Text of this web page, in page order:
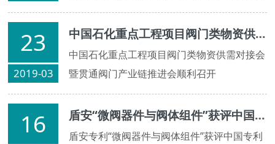
州召开。中通协会长黄鹂，中通协副会长兼阀
门分会理事长于传奇，中通协副会长兼阀门分
会专职副理事长张宗列，中通协副会长兼阀门
分会副理事长彭新英、丁骐、吴建新...
23
2019-03
中国石化重点工程项目阀门类物资供需对接会暨贯通阀门产业链推进会顺利召开
中国石化重点工程项目阀门类物资供需对接会
暨贯通阀门产业链推进会顺利召开
16 盾安“微阀器件与阀体组件”获评中国专利优秀奖
盾安专利“微阀器件与阀体组件”获评中国专利